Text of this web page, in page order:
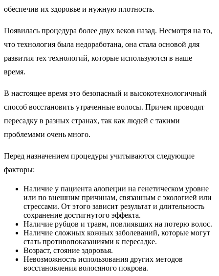
обеспечив их здоровье и нужную плотность.
Появилась процедура более двух веков назад. Несмотря на то,
что технология была недоработана, она стала основой для
развития тех технологий, которые используются в наше
время.
В настоящее время это безопасный и высокотехнологичный
способ восстановить утраченные волосы. Причем проводят
пересадку в разных странах, так как людей с такими
проблемами очень много.
Перед назначением процедуры учитываются следующие
факторы:
Наличие у пациента алопеции на генетическом уровне
или по внешним причинам, связанным с экологией или
стрессами. От этого зависит результат и длительность
сохранение достигнутого эффекта.
Наличие рубцов и травм, повлиявших на потерю волос.
Наличие сложных кожных заболеваний, которые могут
стать противопоказаниями к пересадке.
Возраст, стояние здоровья.
Невозможность использования других методов
восстановления волосяного покрова.